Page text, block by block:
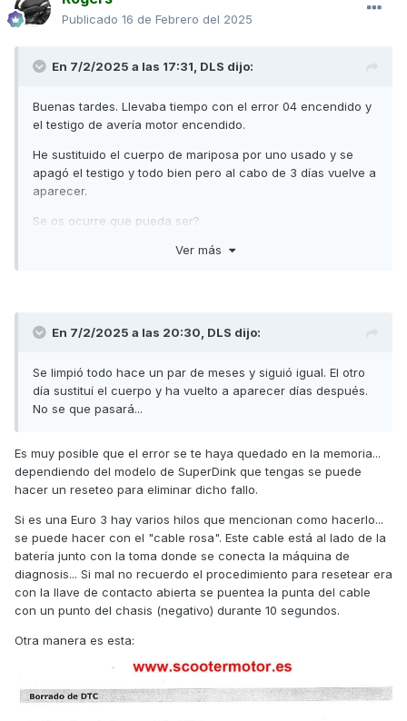
Publicado 16 de Febrero del 2025
En 7/2/2025 a las 17:31, DLS dijo:
Buenas tardes. Llevaba tiempo con el error 04 encendido y
el testigo de avería motor encendido.
He sustituido el cuerpo de mariposa por uno usado y se
apagó el testigo y todo bien pero al cabo de 3 días vuelve a
aparecer.
Se os ocurre que pueda ser?
Ando un poco perdido y el del taller tampoco me sabe decir.
Ver más
En 7/2/2025 a las 20:30, DLS dijo:
Se limpió todo hace un par de meses y siguió igual. El otro
día sustituí el cuerpo y ha vuelto a aparecer días después.
No se que pasará...
Es muy posible que el error se te haya quedado en la memoria...
dependiendo del modelo de SuperDink que tengas se puede
hacer un reseteo para eliminar dicho fallo.
Si es una Euro 3 hay varios hilos que mencionan como hacerlo...
se puede hacer con el "cable rosa". Este cable está al lado de la
batería junto con la toma donde se conecta la máquina de
diagnosis... Si mal no recuerdo el procedimiento para resetear era
con la llave de contacto abierta se puentea la punta del cable
con un punto del chasis (negativo) durante 10 segundos.
Otra manera es esta: